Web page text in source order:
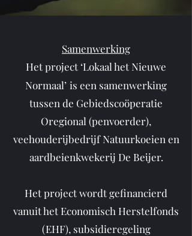
Samenwerking
Het project ‘Lokaal het Nieuwe
Normaal’ is een samenwerking
tussen de Gebiedscoöperatie
Oregional (penvoerder),
veehouderijbedrijf Natuurkoeien en
aardbeienkwekerij De Beijer.
Het project wordt gefinancierd
vanuit het Economisch Herstelfonds
(EHF), subsidieregeling